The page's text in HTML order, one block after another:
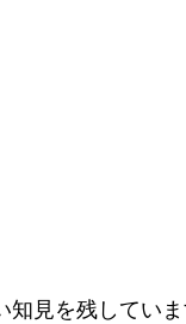
見を残してい